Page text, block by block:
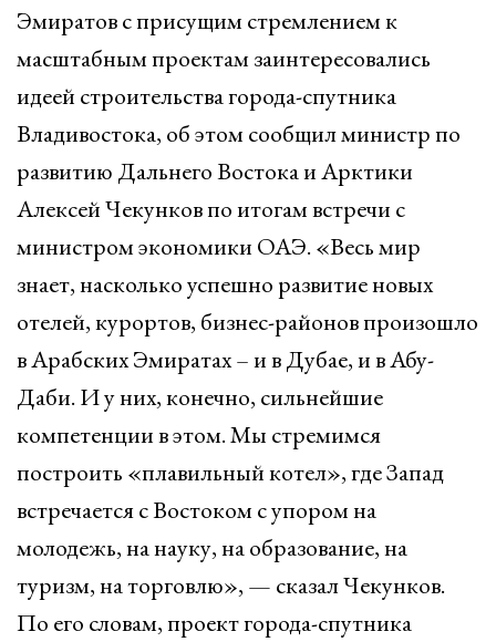
Эмиратов с присущим стремлением к
масштабным проектам заинтересовались
идеей строительства города-спутника
Владивостока, об этом сообщил министр по
развитию Дальнего Востока и Арктики
Алексей Чекунков по итогам встречи с
министром экономики ОАЭ. «Весь мир
знает, насколько успешно развитие новых
отелей, курортов, бизнес-районов произошло
в Арабских Эмиратах – и в Дубае, и в Абу-
Даби. И у них, конечно, сильнейшие
компетенции в этом. Мы стремимся
построить «плавильный котел», где Запад
встречается с Востоком с упором на
молодежь, на науку, на образование, на
туризм, на торговлю», — сказал Чекунков.
По его словам, проект города-спутника